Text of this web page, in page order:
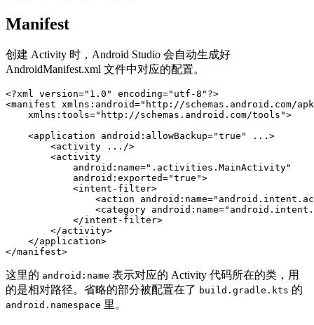
Manifest
创建 Activity 时，Android Studio 会自动生成好
AndroidManifest.xml 文件中对应的配置。
<?xml version="1.0" encoding="utf-8"?>
<manifest xmlns:android="http://schemas.android.com/
xmlns:tools="http://schemas.android.com/tools">
<application
android:allowBackup="true" ... >
<activity
... />
<activity
android:name=".activities.MainActivity"
android:exported="true">
<intent-filter>
<action
android:name=
<category android:name=
</intent-filter>
</activity>
</application>
</manifest>
这里的 android:name 表示对应的 Activity 代码所在的类，用
的是相对路径。省略的部分被配置在了 build.gradle.kts 的
android.namespace 里。